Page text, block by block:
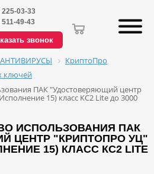
225-03-33
511-49-43
звонок
КриптоПро
ключей
ПАК "Удостоверяющий центр
15) класс КС2 Lite до 3000
ИСПОЛЬЗОВАНИЯ ПАК
ЦЕНТР "КРИПТОПРО УЦ"
15) КЛАСС КС2 LITE